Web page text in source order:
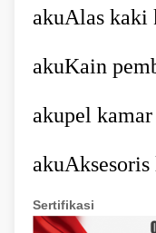
akuAlas kaki
akuKain
akupel
aku
Sertifikasi